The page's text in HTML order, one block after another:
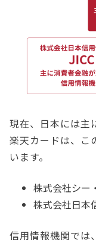
現在、日本には主
楽天カードは、こ
います。
株式会社シー
株式会社日本
信用情報機関では